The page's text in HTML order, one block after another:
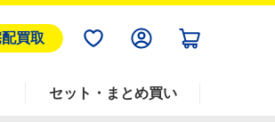
買取
セット・まとめ買い